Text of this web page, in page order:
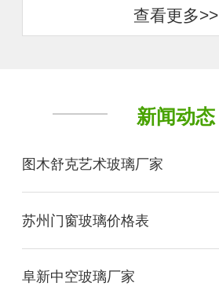
查看更多>>
新闻动态
图木舒克艺术玻璃厂家
苏州门窗玻璃价格表
阜新中空玻璃厂家